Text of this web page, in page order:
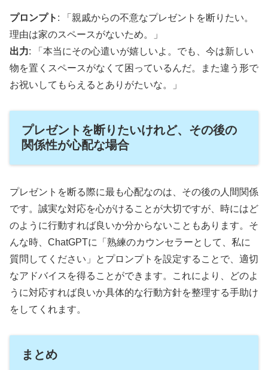
プロンプト : 「親戚からの不意なプレゼントを断りたい。
理由は家のスペースがないため。」
出力: 「本当にその心遣いが嬉しいよ。でも、今は新しい
物を置くスペースがなくて困っているんだ。また違う形で
お祝いしてもらえるとありがたいな。」
プレゼントを断りたいけれど、その後の
関係性が心配な場合
プレゼントを断る際に最も心配なのは、その後の人間関係
です。誠実な対応を心がけることが大切ですが、時にはど
のように行動すれば良いか分からないこともあります。そ
んな時、ChatGPTに「熟練のカウンセラーとして、私に
質問してください」とプロンプトを設定することで、適切
なアドバイスを得ることができます。これにより、どのよ
うに対応すれば良いか具体的な行動方針を整理する手助け
をしてくれます。
まとめ